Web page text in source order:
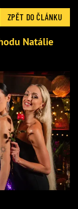
ZPĚT DO ČLÁNKU
Natálie